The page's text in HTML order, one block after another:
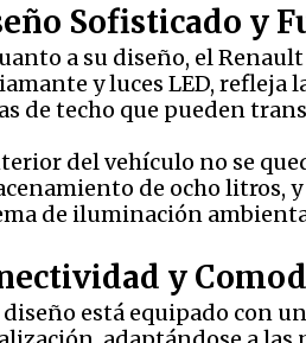
Sofisticado y
a su diseño, el
y luces LED, refleja
de techo que pueden
del vehículo no se
de ocho litros,
de iluminación
y
diseño está equipado con